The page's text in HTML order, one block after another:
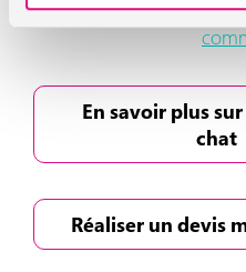
A voir aussi :Faire
En savoir plus
chat
Réaliser un devis